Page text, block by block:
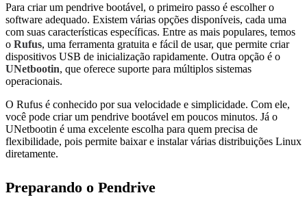
Para criar um pendrive bootável, o primeiro passo é escolher o
software adequado. Existem várias opções disponíveis, cada uma
com suas características específicas. Entre as mais populares, temos
o Rufus, uma ferramenta gratuita e fácil de usar, que permite criar
dispositivos USB de inicialização rapidamente. Outra opção é o
UNetbootin, que oferece suporte para múltiplos sistemas
operacionais.
O Rufus é conhecido por sua velocidade e simplicidade. Com ele,
você pode criar um pendrive bootável em poucos minutos. Já o
UNetbootin é uma excelente escolha para quem precisa de
flexibilidade, pois permite baixar e instalar várias distribuições Linux
diretamente.
Preparando o Pendrive